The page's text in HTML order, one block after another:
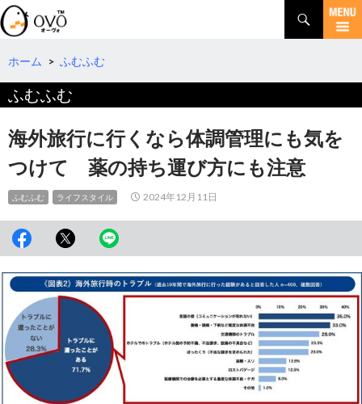
検
索
コ
テ
へ
移
動
ホーム > ふむふむ
ふむふむ
海外旅行に行くなら体調管理にも気を
つけて 薬の持ち運び方にも注意
ふむふむ ライフスタイル 2024年12月11日